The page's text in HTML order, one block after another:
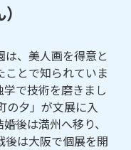
、美人画を得意と
ことで知られていま
で技術を磨きまし
の夕」が文展に入
後は満州へ移り、
後は大阪で個展を開